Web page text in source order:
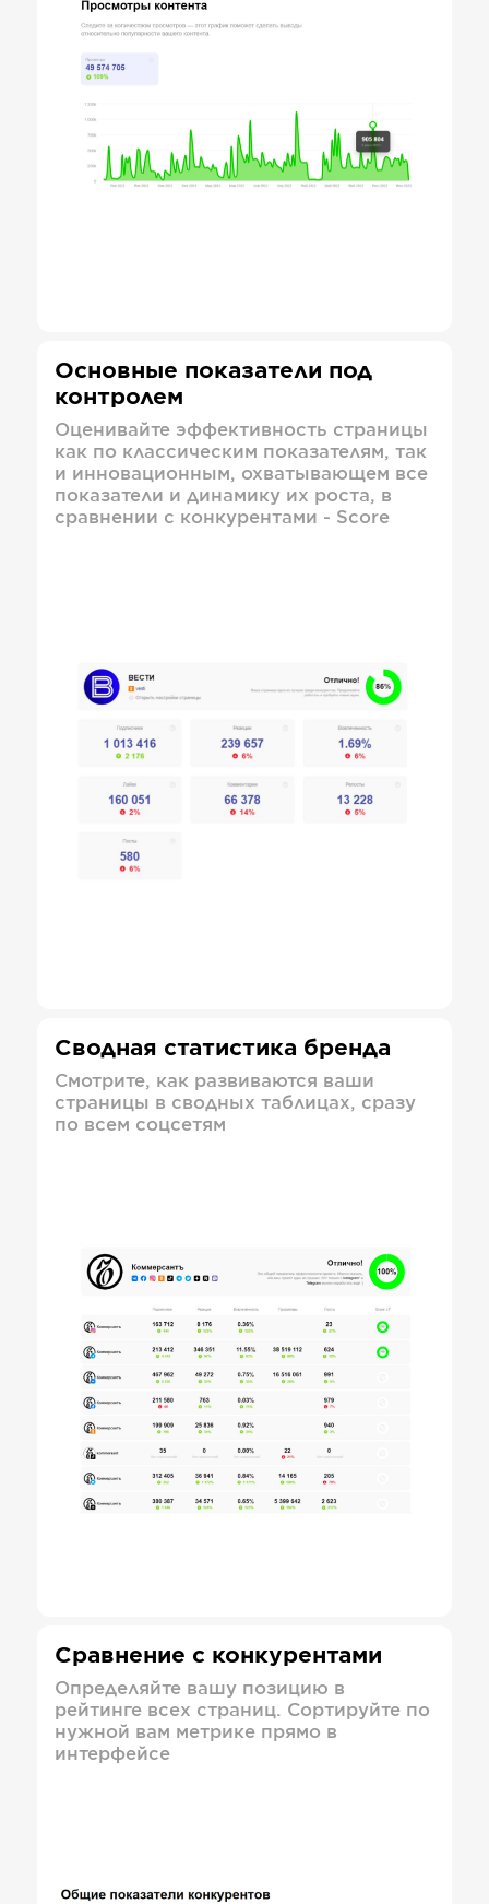
Основные показатели под
контролем
Оценивайте эффективность страницы
как по классическим показателям, так
и инновационным, охватывающем все
показатели и динамику их роста, в
сравнении с конкурентами - Score
Сводная статистика бренда
Смотрите, как развиваются ваши
страницы в сводных таблицах, сразу
по всем соцсетям
Сравнение с конкурентами
Определяйте вашу позицию в
рейтинге всех страниц. Сортируйте по
нужной вам метрике прямо в
интерфейсе